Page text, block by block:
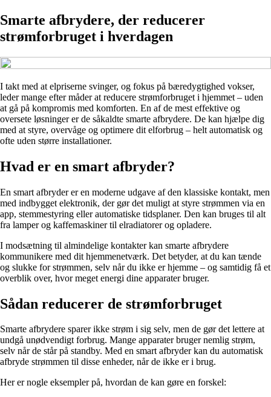
Smarte afbrydere, der reducerer
strømforbruget i hverdagen
I takt med at elpriserne svinger, og fokus på bæredygtighed vokser,
leder mange efter måder at reducere strømforbruget i hjemmet – uden
at gå på kompromis med komforten. En af de mest effektive og
oversete løsninger er de såkaldte smarte afbrydere. De kan hjælpe dig
med at styre, overvåge og optimere dit elforbrug – helt automatisk og
ofte uden større installationer.
Hvad er en smart afbryder?
En smart afbryder er en moderne udgave af den klassiske kontakt, men
med indbygget elektronik, der gør det muligt at styre strømmen via en
app, stemmestyring eller automatiske tidsplaner. Den kan bruges til alt
fra lamper og kaffemaskiner til elradiatorer og opladere.
I modsætning til almindelige kontakter kan smarte afbrydere
kommunikere med dit hjemmenetværk. Det betyder, at du kan tænde
og slukke for strømmen, selv når du ikke er hjemme – og samtidig få et
overblik over, hvor meget energi dine apparater bruger.
Sådan reducerer de strømforbruget
Smarte afbrydere sparer ikke strøm i sig selv, men de gør det lettere at
undgå unødvendigt forbrug. Mange apparater bruger nemlig strøm,
selv når de står på standby. Med en smart afbryder kan du automatisk
afbryde strømmen til disse enheder, når de ikke er i brug.
Her er nogle eksempler på, hvordan de kan gøre en forskel: